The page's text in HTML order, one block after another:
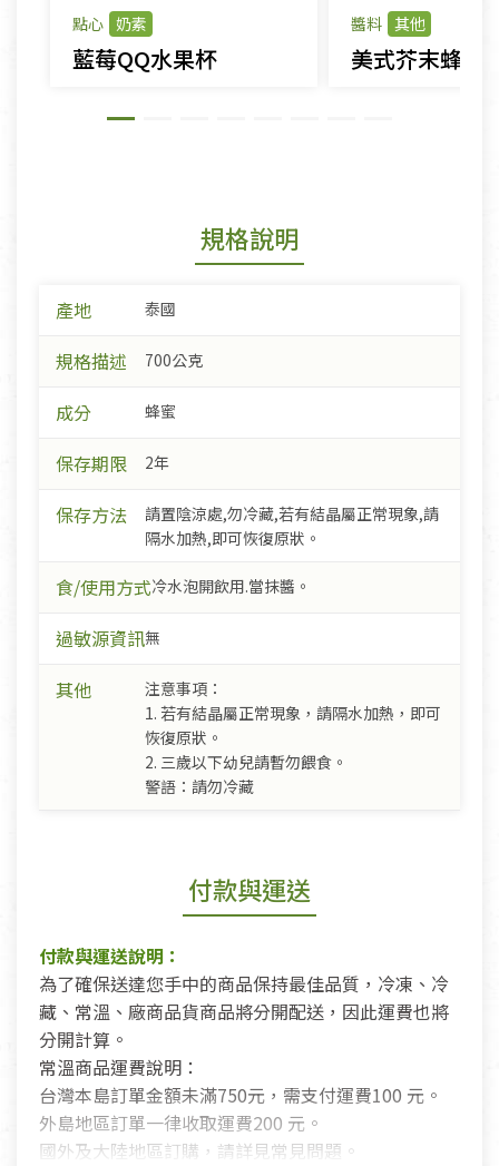
點心 奶素
藍莓QQ水果杯
醬料 其他
美式芥末蜂蜜
規格說明
產地 泰國
規格描述 700公克
成分 蜂蜜
保存期限 2年
保存方法
請置陰涼處,勿冷藏,若有結晶屬正常現象,請
隔水加熱,即可恢復原狀。
食/使用方式冷水泡開飲用.當抹醬。
過敏源資訊無
其他
注意事項：
1. 若有結晶屬正常現象，請隔水加熱，即可
恢復原狀。
2. 三歲以下幼兒請暫勿餵食。
警語：請勿冷藏
付款與運送
付款與運送說明：
為了確保送達您手中的商品保持最佳品質，冷凍、冷
藏、常溫、廠商品貨商品將分開配送，因此運費也將
分開計算。
常溫商品運費說明：
台灣本島訂單金額未滿750元，需支付運費100 元。
外島地區訂單一律收取運費200 元。
國外及大陸地區訂購，請詳見常見問題。